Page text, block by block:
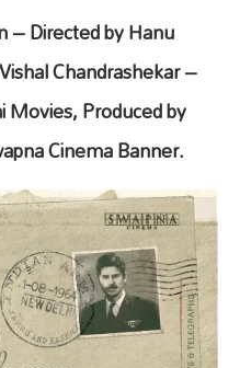
– Directed by Hanu
Chandrashekar –
Movies, Produced by
Cinema Banner.